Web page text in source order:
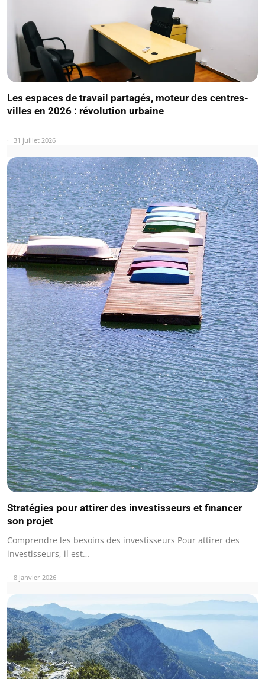
Les espaces de travail partagés, moteur des centres-
villes en 2026 : révolution urbaine
31 juillet 2026
Stratégies pour attirer des investisseurs et financer
son projet
Comprendre les besoins des investisseurs Pour attirer des
investisseurs, il est…
8 janvier 2026